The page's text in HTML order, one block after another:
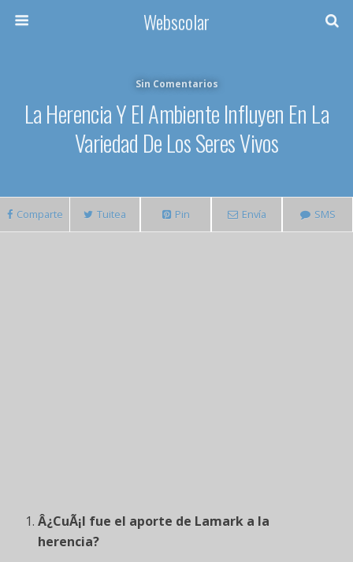
Webscolar
Sin Comentarios
La Herencia Y El Ambiente Influyen En La
Variedad De Los Seres Vivos
Comparte Tuitea Pin Envía SMS
Â¿CuÃ¡l fue el aporte de Lamark a la
herencia?